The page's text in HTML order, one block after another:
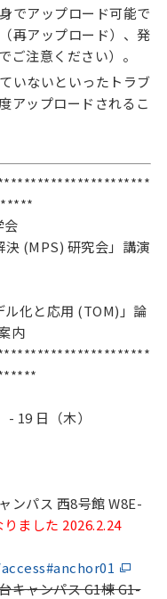
でアップロード可能で
再アップロード）、発
ご注意ください）。
いないといったトラブ
アップロードされるこ
会
決 (MPS) 研究会」講演
ル化と応用 (TOM)」論
内
19 日（木）
ンパス 西8号館 W8E-
ました 2026.2.24
キャンパス G1棟 G1-